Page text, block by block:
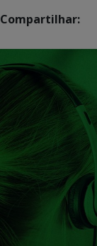
Compartilhar: